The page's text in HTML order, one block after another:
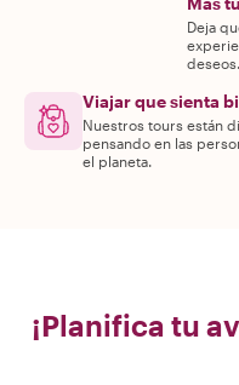
Deja
deseos.
Viajar que sienta
Nuestros tours están
pensando en las
el planeta.
¡Planifica tu